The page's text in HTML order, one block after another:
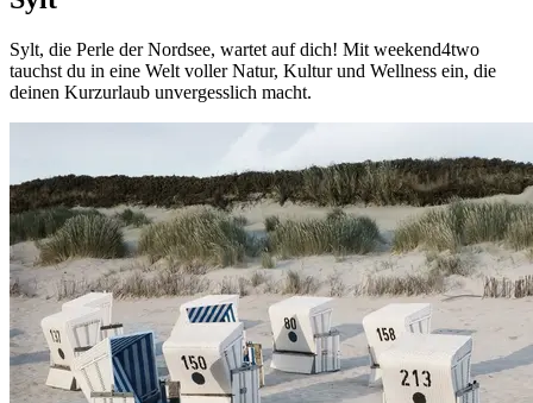
Sylt, die Perle der Nordsee, wartet auf dich! Mit weekend4two
tauchst du in eine Welt voller Natur, Kultur und Wellness ein, die
deinen Kurzurlaub unvergesslich macht.